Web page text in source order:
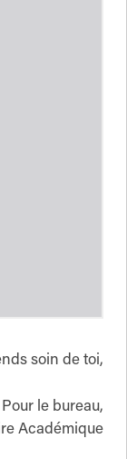
soin de toi,
Pour le bureau,
Académique